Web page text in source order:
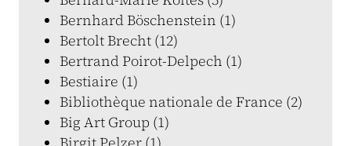
Bernhard Böschenstein (1)
Bertolt Brecht (12)
Bertrand Poirot-Delpech (1)
Bestiaire (1)
Bibliothèque nationale de France (2)
Big Art Group (1)